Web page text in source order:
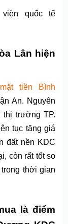
quốc tế
Lân hiện
tiền Bình
An. Nguyên
thị trường TP.
tục tăng giá
đất nền KDC
còn rất tốt so
thời gian
là điểm